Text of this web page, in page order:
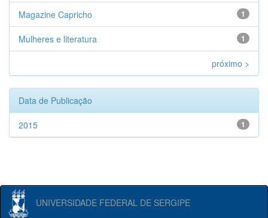
1
Magazine Capricho
1
Mulheres e literatura
próximo >
Data de Publicação
1
2015
UNIVERSIDADE FEDERAL DE SERGIPE